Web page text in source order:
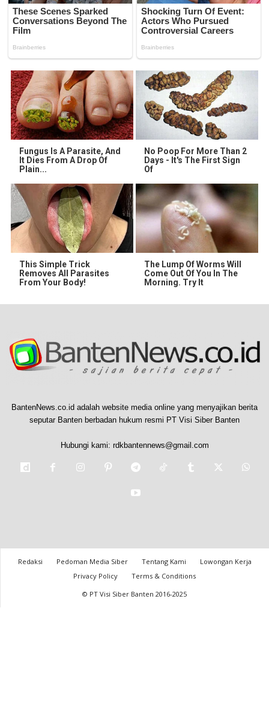
Fungus Is A Parasite, And
It Dies From A Drop Of
Plain...
No Poop For More Than 2
Days - It's The First Sign
Of
This Simple Trick
Removes All Parasites
From Your Body!
The Lump Of Worms Will
Come Out Of You In The
Morning. Try It
BantenNews.co.id adalah website media online yang menyajikan berita
seputar Banten berbadan hukum resmi PT Visi Siber Banten
Hubungi kami: rdkbantennews@gmail.com
Redaksi Pedoman Media Siber Tentang Kami
Lowongan Kerja
Privacy Policy
Terms & Conditions
© PT Visi Siber Banten 2016-2025